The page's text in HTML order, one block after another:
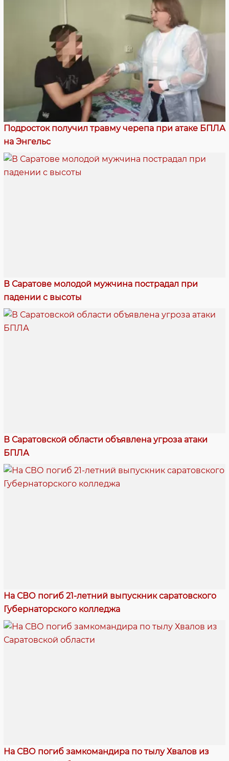
Подросток получил травму черепа при атаке БПЛА
на Энгельс
В Саратове молодой мужчина пострадал при
падении с высоты
В Саратовской области объявлена угроза атаки
БПЛА
На СВО погиб 21-летний выпускник саратовского
Губернаторского колледжа
На СВО погиб замкомандира по тылу Хвалов из